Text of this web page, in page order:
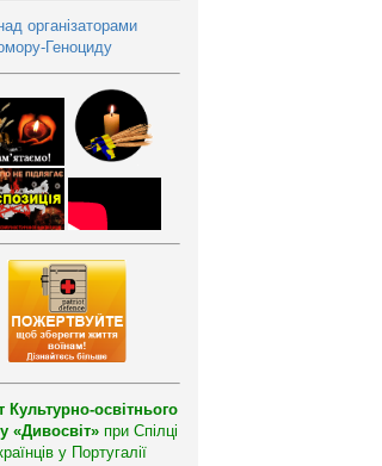
організаторами
Геноциду
Культурно-освітнього
«Дивосвіт» при Спілці
у Португалії